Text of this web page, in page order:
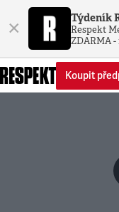
× Týdeník
Respekt
ZDARMA -
Koupit